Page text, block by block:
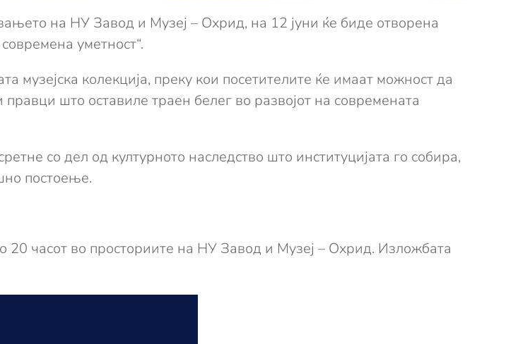
на НУ Завод и Музеј – Охрид, на 12 јуни ќе биде отворена
уметност“.
музејска колекција, преку кои посетителите ќе имаат можност да
што оставиле траен белег во развојот на современата
со дел од културното наследство што институцијата го собира,
постоење.
20 часот во просториите на НУ Завод и Музеј – Охрид. Изложбата